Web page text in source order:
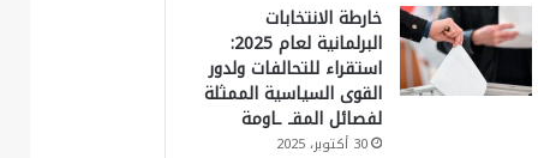
خارطة الانتخابات
البرلمانية لعام 2025:
استقراء للتحالفات ولدور
القوى السياسية الممثلة
لفصائل المقـ ـاومة
30 أكتوبر، 2025